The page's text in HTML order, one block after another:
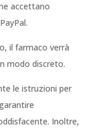
accettano
il farmaco verrà
modo discreto.
le istruzioni per
Inoltre,